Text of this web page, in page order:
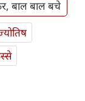
बाल बाल बचे